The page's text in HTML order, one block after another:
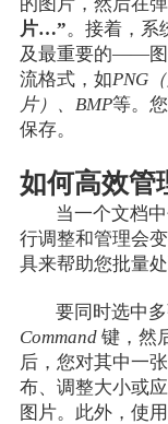
片…”。接着，系
及最重要的——图
流格式，如PNG
片）、BMP等。
保存。
如何高效管
当一个文档
行调整和管理会
具来帮助您批量处
要同时选中
Command键，然
后，您对其中一
布、调整大小或
图片。此外，使用